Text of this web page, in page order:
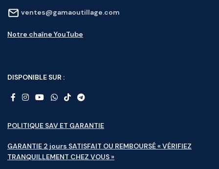
ventes@gamaoutillage.com
Notre chaîne YouTube
DISPONIBLE SUR :
POLITIQUE SAV ET GARANTIE
GARANTIE 2 jours SATISFAIT OU REMBOURSÉ « VÉRIFIEZ
TRANQUILLEMENT CHEZ VOUS »